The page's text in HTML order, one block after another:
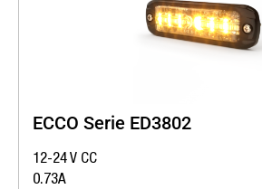
ECCO Serie ED3802
12-24 V CC
0.73A